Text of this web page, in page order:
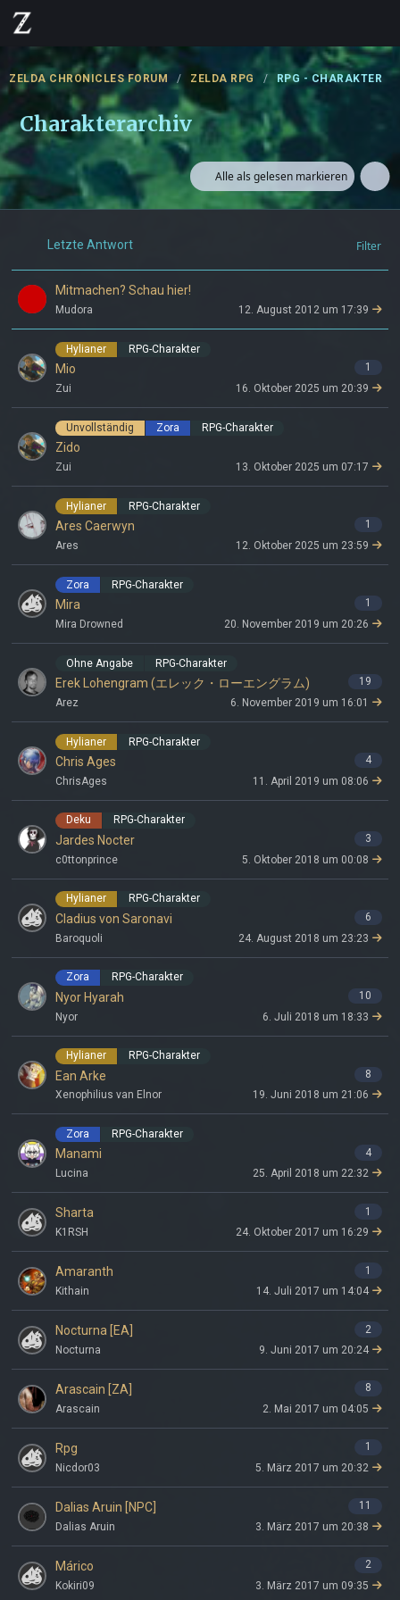
ZELDA CHRONICLES FORUM ZELDA RPG RPG - CHARAKTER
Charakterarchiv
Alle als gelesen markieren
Letzte Antwort Filter
Mitmachen? Schau hier!
Mudora 12. August 2012 um 17:39
Hylianer RPG-Charakter
Mio
1
Zui
16. Oktober 2025 um 20:39
Unvollständig Zora RPG-Charakter
Zido
Zui 13. Oktober 2025 um 07:17
Hylianer RPG-Charakter
Ares Caerwyn
1
Ares
12. Oktober 2025 um 23:59
Zora RPG-Charakter
Mira
1
Mira Drowned
20. November 2019 um 20:26
Ohne Angabe RPG-Charakter
Erek Lohengram (エレック・ローエングラム)
19
Arez
6. November 2019 um 16:01
Hylianer RPG-Charakter
Chris Ages
4
ChrisAges
11. April 2019 um 08:06
Deku RPG-Charakter
Jardes Nocter
3
c0ttonprince
5. Oktober 2018 um 00:08
Hylianer RPG-Charakter
Cladius von Saronavi
6
Baroquoli
24. August 2018 um 23:23
Zora RPG-Charakter
Nyor Hyarah
10
Nyor
6. Juli 2018 um 18:33
Hylianer RPG-Charakter
Ean Arke
8
Xenophilius van Elnor
19. Juni 2018 um 21:06
Zora RPG-Charakter
Manami
4
Lucina
25. April 2018 um 22:32
Sharta
1
K1RSH
24. Oktober 2017 um 16:29
Amaranth
1
Kithain
14. Juli 2017 um 14:04
Nocturna [EA]
2
Nocturna
9. Juni 2017 um 20:24
Arascain [ZA]
8
Arascain
2. Mai 2017 um 04:05
Rpg
1
Nicdor03
5. März 2017 um 20:32
Dalias Aruin [NPC]
11
Dalias Aruin
3. März 2017 um 20:38
Márico
2
Kokiri09
3. März 2017 um 09:35